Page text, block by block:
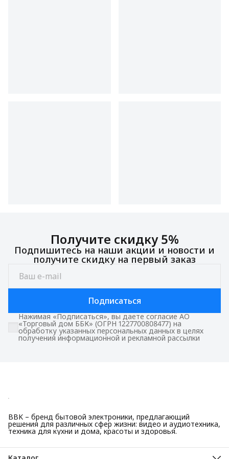
Получите скидку 5%
Подпишитесь на наши акции и новости и
получите скидку на первый заказ
Подписаться
Нажимая «Подписаться», вы даете согласие АО
«Торговый дом ББК» (ОГРН 1227700808477) на
обработку указанных персональных данных в целях
получения информационной и рекламной рассылки
BBK – бренд бытовой электроники, предлагающий
решения для различных сфер жизни: видео и аудиотехника,
техника для кухни и дома, красоты и здоровья.